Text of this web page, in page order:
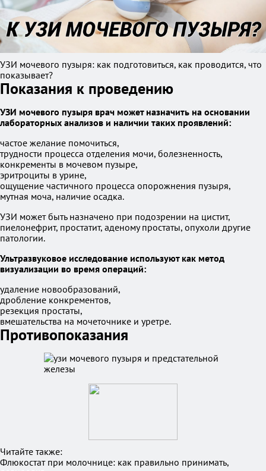
УЗИ мочевого пузыря: как подготовиться, как проводится, что
показывает?
Показания к проведению
УЗИ мочевого пузыря врач может назначить на основании
лабораторных анализов и наличии таких проявлений:
частое желание помочиться,
трудности процесса отделения мочи, болезненность,
конкременты в мочевом пузыре,
эритроциты в урине,
ощущение частичного процесса опорожнения пузыря,
мутная моча, наличие осадка.
УЗИ может быть назначено при подозрении на цистит,
пиелонефрит, простатит, аденому простаты, опухоли другие
патологии.
Ультразвуковое исследование используют как метод
визуализации во время операций:
удаление новообразований,
дробление конкрементов,
резекция простаты,
вмешательства на мочеточнике и уретре.
Противопоказания
Читайте также:
Флюкостат при молочнице: как правильно принимать,